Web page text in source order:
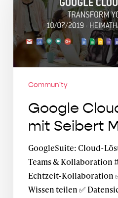
Seibert
Media
Community
Google
mit Seibert
GoogleSuite: Cloud-
Teams & Kollaboration
Echtzeit-Kollaboration
Wissen teilen ✅